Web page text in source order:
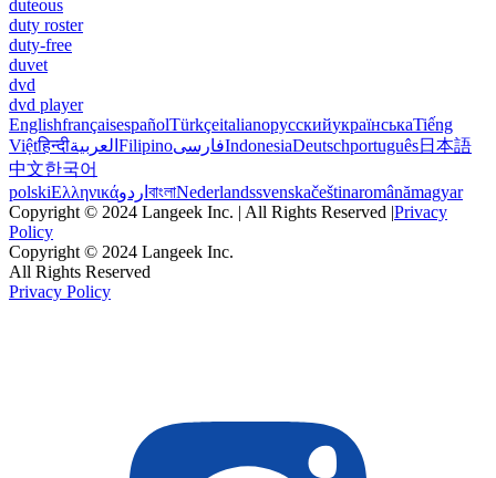
duteous
duty roster
duty-free
duvet
dvd
dvd player
EnglishfrançaisespañolTürkçeitalianoрусскийукраїнськаTiếng
Việtहिन्दीالعربية FilipinoفارسیIndonesiaDeutschportuguês日本語
中文한국어
polskiΕλληνικάاردو বাংলাNederlandssvenskačeštinaromânămagyar
Copyright © 2024 Langeek Inc. | All Rights Reserved |Privacy
Policy
Copyright © 2024 Langeek Inc.
All Rights Reserved
Privacy Policy